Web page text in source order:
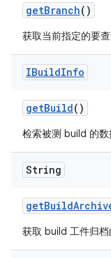
getBranch()
获取当前指定的要
IBuildInfo
getBuild()
检索被测 build 的数
String
getBuild
获取 build 工件归档